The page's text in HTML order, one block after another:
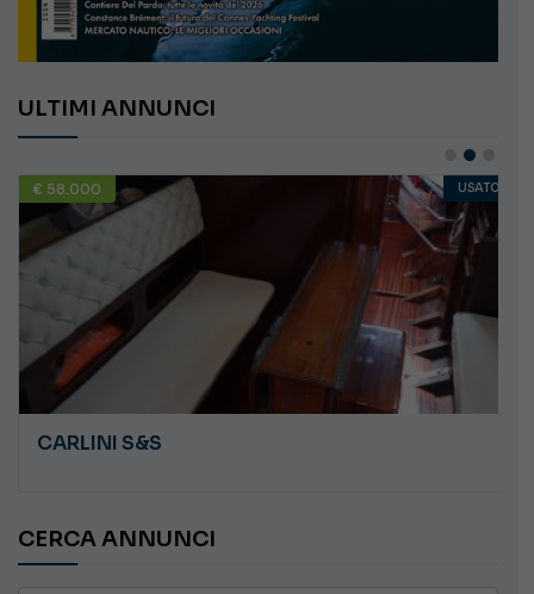
ULTIMI ANNUNCI
€ 58.000 USATO
CARLINI S&S
CERCA ANNUNCI